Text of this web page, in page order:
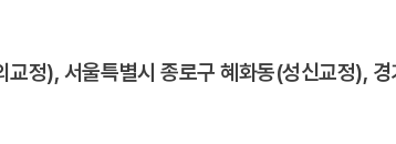
교정), 서울특별시 종로구 혜화동(성신교정),